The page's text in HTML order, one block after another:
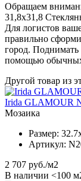
Обращаем
31,8x31,8
Для логистов
правильно
город.
помощью
Другой товар из
Irida GLAMOUR
Мозаика
Размер:
Артикул:
2 707 руб./м2
В наличии <100